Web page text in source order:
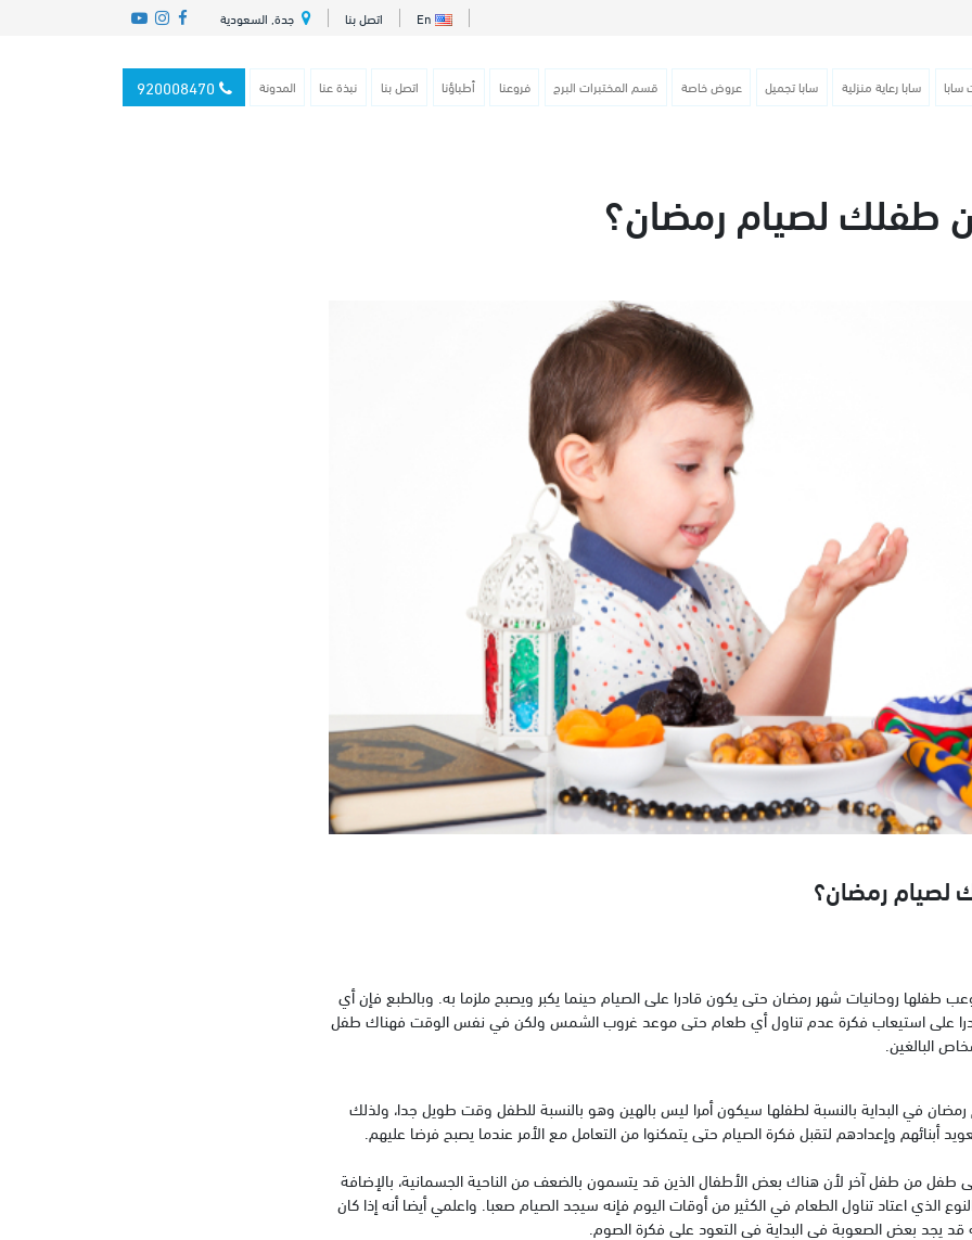
En اتصل بنا جدة, السعودية
سابا سابا رعاية منزلية سابا تجميل عروض خاصة قسم المختبرات البرج فروعنا أطباؤنا اتصل بنا نبذة عنا المدونة
طفلك لصيام رمضان؟
لصيام رمضان؟
طفلها روحانيات شهر رمضان حتى يكون قادرا على الصيام حينما يكبر ويصبح ملزما به. وبالطبع فإن أي
على استيعاب فكرة عدم تناول أي طعام حتى موعد غروب الشمس ولكن في نفس الوقت فهناك طفل
البالغين.
في البداية بالنسبة لطفلها سيكون أمرا ليس بالهين وهو بالنسبة للطفل وقت طويل جدا، ولذلك
أبنائهم وإعدادهم لتقبل فكرة الصيام حتى يتمكنوا من التعامل مع الأمر عندما يصبح فرضا عليهم.
من طفل آخر لأن هناك بعض الأطفال الذين قد يتسمون بالضعف من الناحية الجسمانية، بالإضافة
الذي اعتاد تناول الطعام في الكثير من أوقات اليوم فإنه سيجد الصيام صعبا. واعلمي أيضا أنه إذا كان
قد يجد بعض الصعوبة في البداية في التعود على فكرة الصوم.